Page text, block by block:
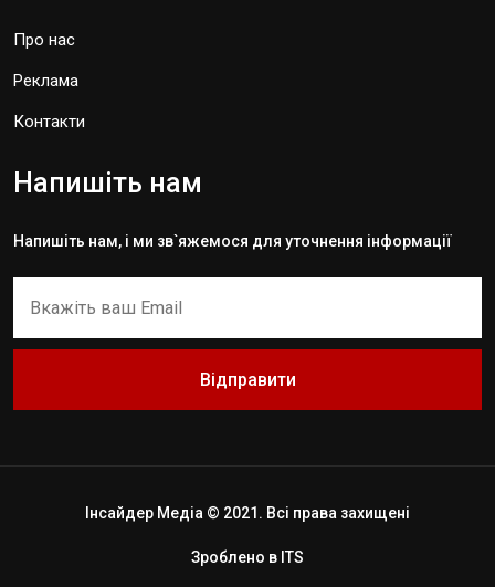
Про нас
Реклама
Контакти
Напишіть нам
Напишіть нам, і ми зв`яжемося для уточнення інформації
Відправити
Інсайдер Медіа © 2021. Всі права захищені
Зроблено в ITS